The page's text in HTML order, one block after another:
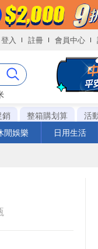
登入 註冊 會員中心
銷
整箱購划算 活
閒娛樂
日用生活